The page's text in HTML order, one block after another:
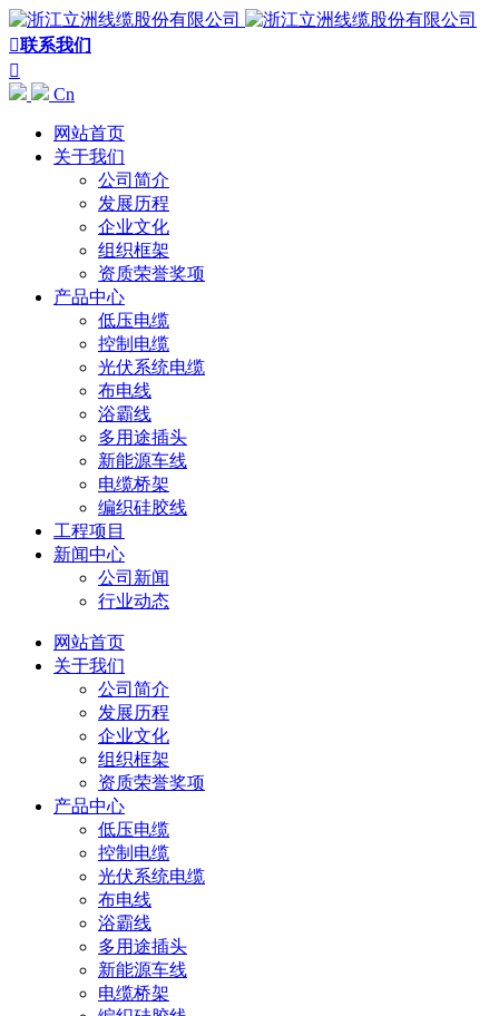
联系我们

Cn
网站首页
关于我们
公司简介
发展历程
企业文化
组织框架
资质荣誉奖项
产品中心
低压电缆
控制电缆
光伏系统电缆
布电线
浴霸线
多用途插头
新能源车线
电缆桥架
编织硅胶线
工程项目
新闻中心
公司新闻
行业动态
网站首页
关于我们
公司简介
发展历程
企业文化
组织框架
资质荣誉奖项
产品中心
低压电缆
控制电缆
光伏系统电缆
布电线
浴霸线
多用途插头
新能源车线
电缆桥架